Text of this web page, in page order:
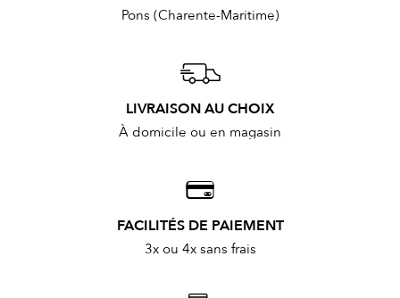
Pons (Charente-Maritime)
LIVRAISON AU CHOIX
À domicile ou en magasin
FACILITÉS DE PAIEMENT
3x ou 4x sans frais